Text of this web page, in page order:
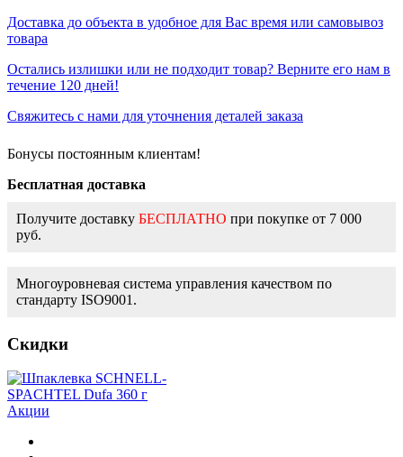
Доставка до объекта в удобное для Вас время или самовывоз
товара
Остались излишки или не подходит товар? Верните его нам в
течение 120 дней!
Свяжитесь с нами для уточнения деталей заказа
Бонусы постоянным клиентам!
Бесплатная доставка
Получите доставку БЕСПЛАТНО при покупке от 7 000
руб.
Многоуровневая система управления качеством по
стандарту ISO9001.
Скидки
Акции